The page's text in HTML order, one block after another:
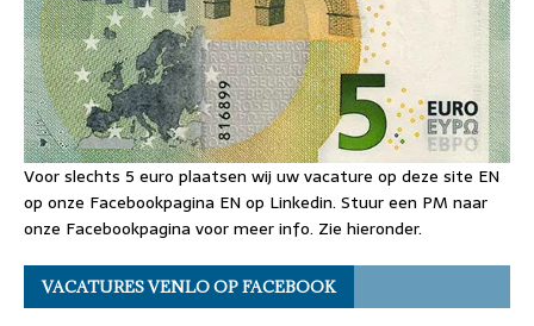
Voor slechts 5 euro plaatsen wij uw vacature op deze site EN
op onze Facebookpagina EN op Linkedin. Stuur een PM naar
onze Facebookpagina voor meer info. Zie hieronder.
VACATURES VENLO OP FACEBOOK